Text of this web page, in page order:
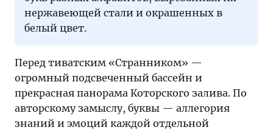
нержавеющей стали и окрашенных в
белый цвет.
Перед тиватским «Странником» —
огромный подсвеченный бассейн и
прекрасная панорама Которского залива. По
авторскому замыслу, буквы — аллегория
знаний и эмоций каждой отдельной